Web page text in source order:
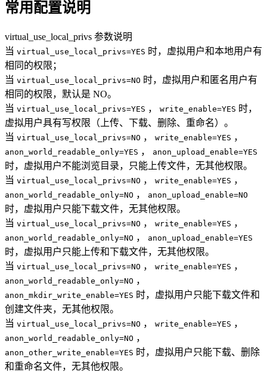
常用配置说明
virtual_use_local_privs 参数说明
当 virtual_use_local_privs=YES 时，虚拟用户和本地用户有
相同的权限；
当 virtual_use_local_privs=NO 时，虚拟用户和匿名用户有
相同的权限，默认是 NO。
当 virtual_use_local_privs=YES ， write_enable=YES 时，
虚拟用户具有写权限（上传、下载、删除、重命名）。
当 virtual_use_local_privs=NO ， write_enable=YES ，
anon_world_readable_only=YES ， anon_upload_enable=YES
时，虚拟用户不能浏览目录，只能上传文件，无其他权限。
当 virtual_use_local_privs=NO ， write_enable=YES ，
anon_world_readable_only=NO ， anon_upload_enable=NO
时，虚拟用户只能下载文件，无其他权限。
当 virtual_use_local_privs=NO ， write_enable=YES ，
anon_world_readable_only=NO ， anon_upload_enable=YES
时，虚拟用户只能上传和下载文件，无其他权限。
当 virtual_use_local_privs=NO ， write_enable=YES ，
anon_world_readable_only=NO ，
anon_mkdir_write_enable=YES 时，虚拟用户只能下载文件和
创建文件夹，无其他权限。
当 virtual_use_local_privs=NO ， write_enable=YES ，
anon_world_readable_only=NO ，
anon_other_write_enable=YES 时，虚拟用户只能下载、删除
和重命名文件，无其他权限。